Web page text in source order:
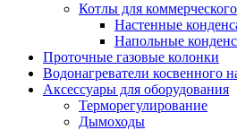
Котлы для
Настенные
Напольные
Проточные газовые колонки
Водонагреватели косвенного
Аксессуары для оборудования
Терморегулирование
Дымоходы